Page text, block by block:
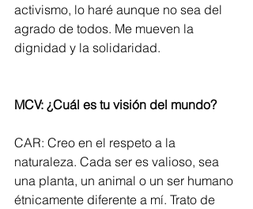
activismo, lo haré aunque no sea del
agrado de todos. Me mueven la
dignidad y la solidaridad.
MCV: ¿Cuál es tu visión del mundo?
CAR: Creo en el respeto a la
naturaleza. Cada ser es valioso, sea
una planta, un animal o un ser humano
étnicamente diferente a mí. Trato de